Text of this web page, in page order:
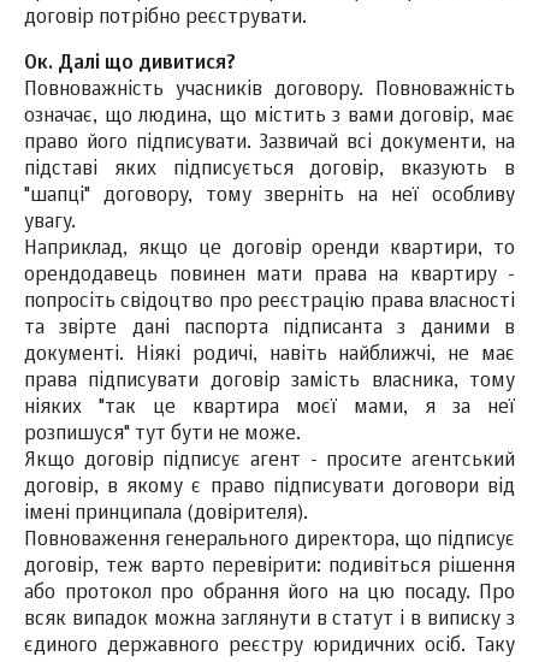
договір потрібно реєструвати.
Ок. Далі що дивитися?
Повноважність учасників договору. Повноважність
означає, що людина, що містить з вами договір, має
право його підписувати. Зазвичай всі документи, на
підставі яких підписується договір, вказують в
"шапці" договору, тому зверніть на неї особливу
увагу.
Наприклад, якщо це договір оренди квартири, то
орендодавець повинен мати права на квартиру -
попросіть свідоцтво про реєстрацію права власності
та звірте дані паспорта підписанта з даними в
документі. Ніякі родичі, навіть найближчі, не має
права підписувати договір замість власника, тому
ніяких "так це квартира моєї мами, я за неї
розпишуся" тут бути не може.
Якщо договір підписує агент - просите агентський
договір, в якому є право підписувати договори від
імені принципала (довірителя).
Повноваження генерального директора, що підписує
договір, теж варто перевірити: подивіться рішення
або протокол про обрання його на цю посаду. Про
всяк випадок можна заглянути в статут і в виписку з
єдиного державного реєстру юридичних осіб. Таку